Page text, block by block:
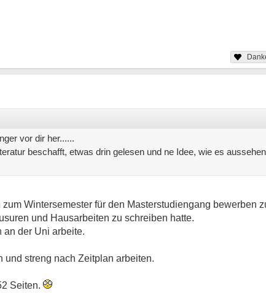
vor dir her......
beschafft, etwas drin gelesen und ne Idee, wie es
Wintersemester für den Masterstudiengang bewerben
und Hausarbeiten zu schreiben hatte.
an der Uni arbeite.
streng nach Zeitplan arbeiten.
Seiten.